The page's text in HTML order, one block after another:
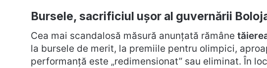
Bursele, sacrificiul ușor al guvernării
Cea mai scandalosă măsură anunțată rămâne
la bursele de merit, la premiile pentru olimpici,
performanță este „redimensionat” sau eliminat. În